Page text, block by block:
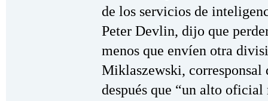
de los servicios de
Peter Devlin, dijo que
menos que envíen otra
Miklaszewski,
después que “un alto